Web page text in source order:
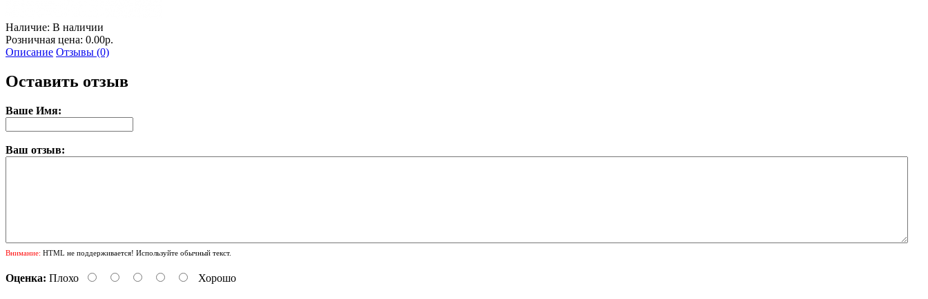
Наличие: В наличии
Розничная цена: 0.00р.
Описание Отзывы (0)
Оставить отзыв
Ваше Имя:
Ваш отзыв:
Внимание: HTML не поддерживается! Используйте обычный текст.
Оценка: Плохо Хорошо